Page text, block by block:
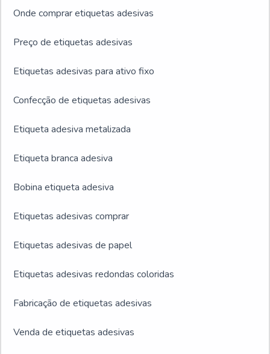
clientes, oferece itens variados como Etiquetas
ótima qualidade e precisão.Para uma maior satisfação
profissionais do mercado, e em instalações modernas,
mercado. Etiquetas âncora, empresa que tem
que garante uma entrega de excelência de ponta a ponta
Onde comprar etiquetas adesivas
Preço de etiquetas adesivas
Etiquetas adesivas para ativo fixo
Confecção de etiquetas adesivas
Etiqueta adesiva metalizada
Etiqueta branca adesiva
Bobina etiqueta adesiva
Etiquetas adesivas comprar
Etiquetas adesivas de papel
Etiquetas adesivas redondas coloridas
Fabricação de etiquetas adesivas
Venda de etiquetas adesivas